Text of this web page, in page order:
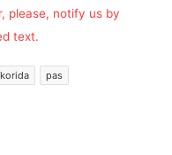
please, notify us by
text.
korida pas